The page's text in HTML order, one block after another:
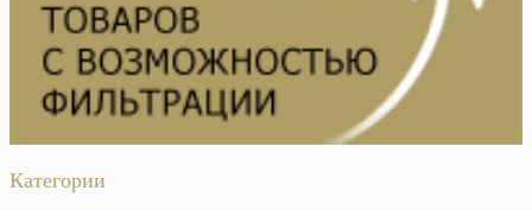
Категории